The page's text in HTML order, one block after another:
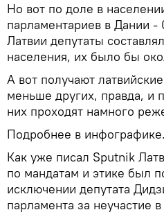
Но вот по доле в
парламентариев в Дании
Латвии депутаты
населения, их было бы
А вот получают
меньше других, правда, и
них проходят намного
Подробнее в инфографике.
Как уже писал Sputnik
по мандатам и этике был
исключении депутата
парламента за неучастие